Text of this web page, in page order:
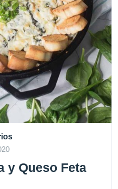
y Queso Feta